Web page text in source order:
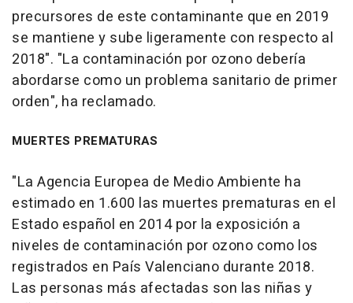
precursores de este contaminante que en 2019
se mantiene y sube ligeramente con respecto al
2018". "La contaminación por ozono debería
abordarse como un problema sanitario de primer
orden", ha reclamado.
MUERTES PREMATURAS
"La Agencia Europea de Medio Ambiente ha
estimado en 1.600 las muertes prematuras en el
Estado español en 2014 por la exposición a
niveles de contaminación por ozono como los
registrados en País Valenciano durante 2018.
Las personas más afectadas son las niñas y